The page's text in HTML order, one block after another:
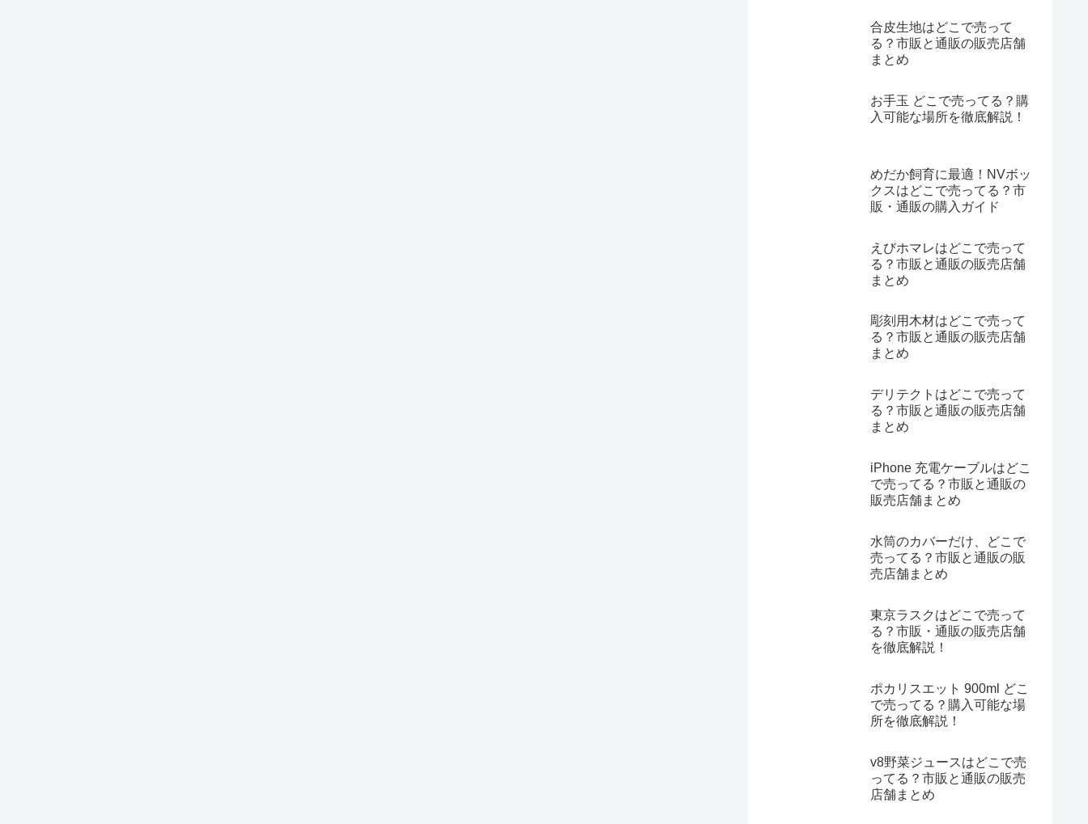
合皮生地はどこで売って
る？市販と通販の販売店舗
まとめ
お手玉 どこで売ってる？購
入可能な場所を徹底解説！
めだか飼育に最適！NVボッ
クスはどこで売ってる？市
販・通販の購入ガイド
えびホマレはどこで売って
る？市販と通販の販売店舗
まとめ
彫刻用木材はどこで売って
る？市販と通販の販売店舗
まとめ
デリテクトはどこで売って
る？市販と通販の販売店舗
まとめ
iPhone 充電ケーブルはどこ
で売ってる？市販と通販の
販売店舗まとめ
水筒のカバーだけ、どこで
売ってる？市販と通販の販
売店舗まとめ
東京ラスクはどこで売って
る？市販・通販の販売店舗
を徹底解説！
ポカリスエット 900ml どこ
で売ってる？購入可能な場
所を徹底解説！
v8野菜ジュースはどこで売
ってる？市販と通販の販売
店舗まとめ